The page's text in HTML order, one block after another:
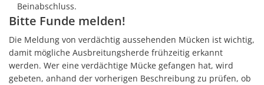
Beinabschluss.
Bitte Funde melden!
Die Meldung von verdächtig aussehenden Mücken ist wichtig,
damit mögliche Ausbreitungsherde frühzeitig erkannt
werden. Wer eine verdächtige Mücke gefangen hat, wird
gebeten, anhand der vorherigen Beschreibung zu prüfen, ob